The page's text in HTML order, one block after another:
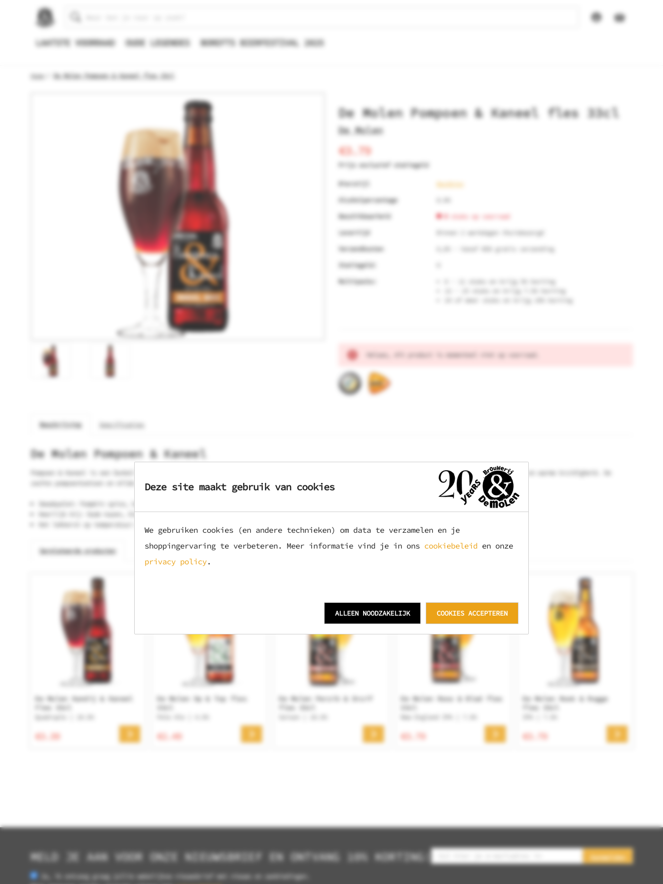
Deze site maakt gebruik van cookies
We gebruiken cookies (en andere technieken) om data te verzamelen en je
shoppingervaring te verbeteren. Meer informatie vind je in ons cookiebeleid en onze
privacy policy.
COOKIES ACCEPTEREN
ALLEEN NOODZAKELIJK
Zoeken
LAATSTE VOORRAAD OUDE LEGENDES BOREFTS BIERFESTIVAL 2025
Home De Molen Pompoen & Kaneel fles 33cl
De Molen Pompoen & Kaneel fles 33cl
De Molen
€3.79
Prijs exclusief statiegeld
Bierstijl
Bockbier
Alcoholpercentage
Beschikbaarheid
stuks op voorraad
Levertijd
Binnen 2 werkdagen thuisbezorgd
Verzendkosten
6,95 - Vanaf €60 gratis verzending
Statiegeld:
Multipacks:
6 - 11 stuks en krijg 5% korting
12 - 23 stuks en krijg 7.5% korting
24 of meer stuks en krijg 10% korting
Huidige
voorraad:Helaas, dit product is momenteel niet op voorraad.
Beschrijving Specificaties
De Molen Pompoen & Kaneel
Pompoen & Kaneel is een Dunkel Bock met toevoeging van flespompoen, kaneel en pumpkinspice. Het bier is vol en moutig, met een lichtzoete basis en warme kruidigheid. De
zachte pompoentoetsen en milde alcoholwarmte zorgen voor een rijke, herfstige smaakbeleving met een gebalanceerde en verwarmende afdronk.
Smaakpalet: Pumpkin spice, kaneel en vol
Heerlijk bij: Oude kazen, blauwe kazen en stoofvlees
Het lekkerst op temperatuur: 8 graden Celsius
Gerelateerde producten
De Molen Kandij & Kaneel
Fles 33cl
€3.39
De Molen Op & Top fles
€2.49
De Molen Perzik & Druif
fles 33cl
De Molen Roos & Blad fles
New England IPA | 7.5%
€3.79
De Molen Rook & Rogge
fles 33cl
€3.79
MELD JE AAN VOOR ONZE NIEUWSBRIEF EN ONTVANG 10% KORTING!
Ja, ik ontvang graag jullie wekelijkse nieuwsbrief met nieuws en aanbiedingen.
Aanmelden